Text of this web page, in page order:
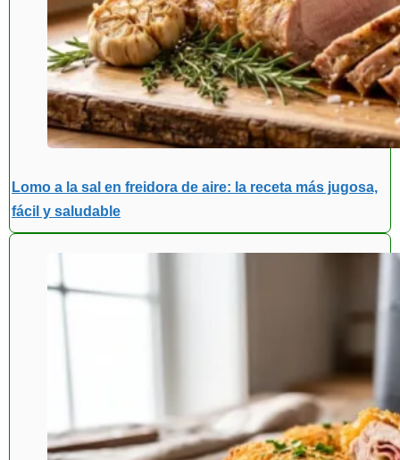
Lomo a la sal en freidora de aire: la receta más jugosa,
fácil y saludable